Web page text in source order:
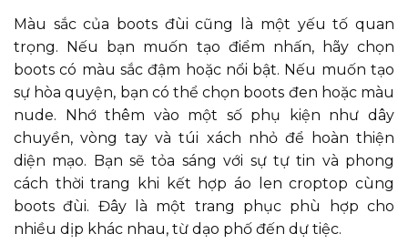
Màu sắc của boots đùi cũng là một yếu tố quan
trọng. Nếu bạn muốn tạo điểm nhấn, hãy chọn
boots có màu sắc đậm hoặc nổi bật. Nếu muốn tạo
sự hòa quyện, bạn có thể chọn boots đen hoặc màu
nude. Nhớ thêm vào một số phụ kiện như dây
chuyền, vòng tay và túi xách nhỏ để hoàn thiện
diện mạo. Bạn sẽ tỏa sáng với sự tự tin và phong
cách thời trang khi kết hợp áo len croptop cùng
boots đùi. Đây là một trang phục phù hợp cho
nhiều dịp khác nhau, từ dạo phố đến dự tiệc.